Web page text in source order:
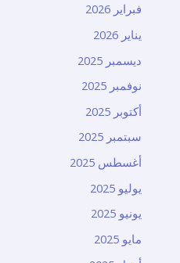
فبراير 2026
يناير 2026
ديسمبر 2025
نوفمبر 2025
أكتوبر 2025
سبتمبر 2025
أغسطس 2025
يوليو 2025
يونيو 2025
مايو 2025